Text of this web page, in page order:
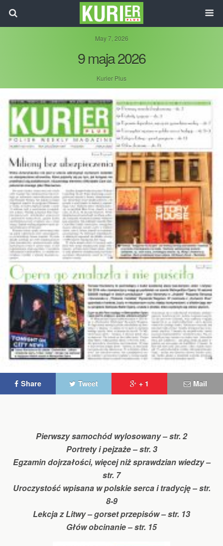
May 7, 2026
9 maja 2026
Kurier Plus
Share Tweet + 1 Mail
Pierwszy samochód wylosowany – str. 2
Portrety i pejzaże – str. 3
Egzamin dojrzałości, więcej niż sprawdzian wiedzy –
str. 7
Uroczystość wpisana w polskie serca i tradycję – str.
8-9
Lekcja z Litwy – gorset przepisów – str. 13
Głów obcinanie – str. 15